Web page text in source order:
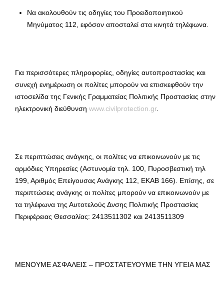
Να ακολουθούν τις οδηγίες του Προειδοποιητικού
Μηνύματος 112, εφόσον αποσταλεί στα κινητά τηλέφωνα.
Για περισσότερες πληροφορίες, οδηγίες αυτοπροστασίας και
συνεχή ενημέρωση οι πολίτες μπορούν να επισκεφθούν την
ιστοσελίδα της Γενικής Γραμματείας Πολιτικής Προστασίας στην
ηλεκτρονική διεύθυνση www.civilprotection.gr.
Σε περιπτώσεις ανάγκης, οι πολίτες να επικοινωνούν με τις
αρμόδιες Υπηρεσίες (Αστυνομία τηλ. 100, Πυροσβεστική τηλ
199, Αριθμός Επείγουσας Ανάγκης 112, ΕΚΑΒ 166). Επίσης, σε
περιπτώσεις ανάγκης οι πολίτες μπορούν να επικοινωνούν με
τα τηλέφωνα της Αυτοτελούς Δνσης Πολιτικής Προστασίας
Περιφέρειας Θεσσαλίας: 2413511302 και 2413511309
ΜΕΝΟΥΜΕ ΑΣΦΑΛΕΙΣ – ΠΡΟΣΤΑΤΕΥΟΥΜΕ ΤΗΝ ΥΓΕΙΑ ΜΑΣ